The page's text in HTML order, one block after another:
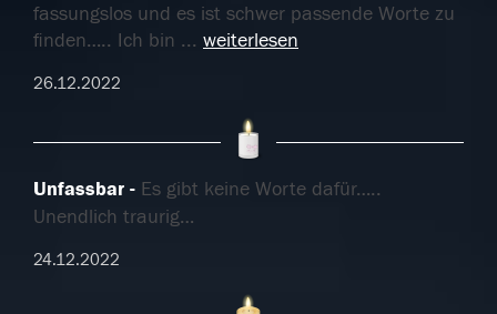
fassungslos und es ist schwer passende Worte zu
finden….. Ich bin ... weiterlesen
26.12.2022
Unfassbar
Es gibt keine Worte dafür…..
Unendlich traurig…
24.12.2022